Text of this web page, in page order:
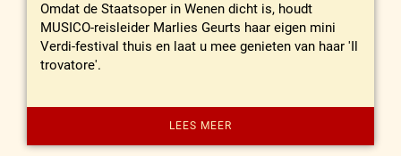
Omdat de Staatsoper in Wenen dicht is, houdt
MUSICO-reisleider Marlies Geurts haar eigen mini
Verdi-festival thuis en laat u mee genieten van haar 'Il
trovatore'.
LEES MEER